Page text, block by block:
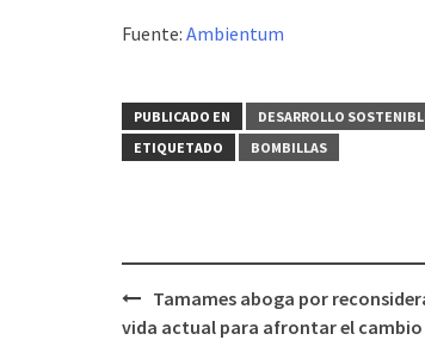
Fuente: Ambientum
PUBLICADO EN DESARROLLO
ETIQUETADO
BOMBILLAS
Navegación
Tamames aboga por
vida actual para afrontar el